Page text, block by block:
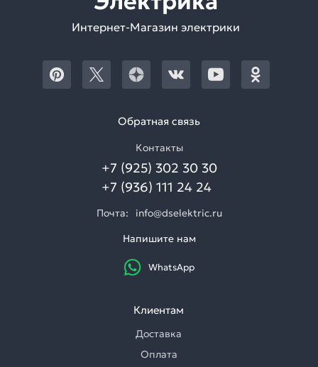
Интернет-Магазин электрики
Обратная связь
Контакты
+7 (925) 302 30 30
+7 (936) 111 24 24
Почта:
info@dselektric.ru
Напишите нам
WhatsApp
Клиентам
Доставка
Оплата